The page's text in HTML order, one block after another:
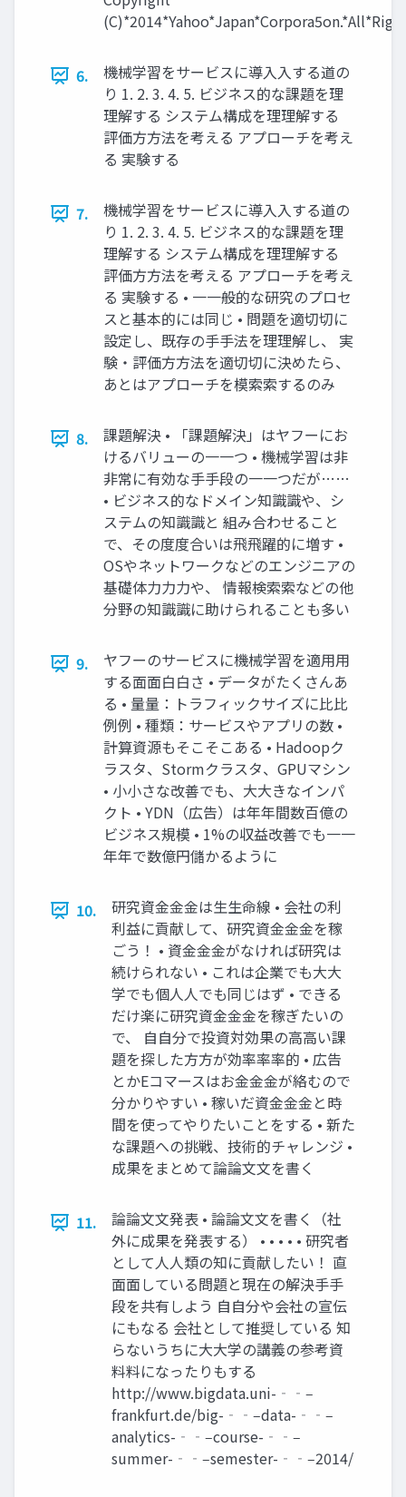
6.
機械学習をサービスに導⼊入する道の
り 1. 2. 3. 4. 5. ビジネス的な課題を理
理解する システム構成を理理解する
評価⽅方法を考える アプローチを考え
る 実験する
7.
機械学習をサービスに導⼊入する道の
り 1. 2. 3. 4. 5. ビジネス的な課題を理
理解する システム構成を理理解する
評価⽅方法を考える アプローチを考え
る 実験する • ⼀一般的な研究のプロセ
スと基本的には同じ • 問題を適切切に
設定し、既存の⼿手法を理理解し、 実
験・評価⽅方法を適切切に決めたら、
あとはアプローチを模索索するのみ
8.
課題解決 • 「課題解決」はヤフーにお
けるバリューの⼀一つ • 機械学習は⾮
非常に有効な⼿手段の⼀一つだが……
• ビジネス的なドメイン知識識や、シ
ステムの知識識と 組み合わせること
で、その度度合いは⾶飛躍的に増す •
OSやネットワークなどのエンジニアの
基礎体⼒力力や、 情報検索索などの他
分野の知識識に助けられることも多い
9.
ヤフーのサービスに機械学習を適⽤用
する⾯面⽩白さ • データがたくさんあ
る • 量量：トラフィックサイズに⽐比
例例 • 種類：サービスやアプリの数 •
計算資源もそこそこある • Hadoopク
ラスタ、Stormクラスタ、GPUマシン
• ⼩小さな改善でも、⼤大きなインパ
クト • YDN（広告）は年年間数百億の
ビジネス規模 • 1%の収益改善でも⼀一
年年で数億円儲かるように
10.
研究資⾦金金は⽣生命線 • 会社の利
利益に貢献して、研究資⾦金金を稼
ごう！ • 資⾦金金がなければ研究は
続けられない • これは企業でも⼤大
学でも個⼈人でも同じはず • できる
だけ楽に研究資⾦金金を稼ぎたいの
で、 ⾃自分で投資対効果の⾼高い課
題を探した⽅方が効率率率的 • 広告
とかEコマースはお⾦金金が絡むので
分かりやすい • 稼いだ資⾦金金と時
間を使ってやりたいことをする • 新た
な課題への挑戦、技術的チャレンジ •
成果をまとめて論論⽂文を書く
11.
論論⽂文発表 • 論論⽂文を書く（社
外に成果を発表する） • • • • • 研究者
として⼈人類の知に貢献したい！ 直
⾯面している問題と現在の解決⼿手
段を共有しよう ⾃自分や会社の宣伝
にもなる 会社として推奨している 知
らないうちに⼤大学の講義の参考資
料料になったりもする
http://www.bigdata.uni-‐‑‒
frankfurt.de/big-‐‑‒data-‐‑‒
analytics-‐‑‒course-‐‑‒
summer-‐‑‒semester-‐‑‒2014/